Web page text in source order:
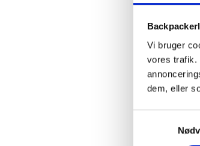
Vi bruger
vores trafik.
dem, eller